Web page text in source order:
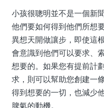
小孩很聰明並不是一個新
他們要如何得到他們所想
異想天開做讓步，即使這
會意識到他們可以要求、
想要的。如果您有提前計
求，則可以幫助您創建一
得到想要的一切，也減少
脾氣的動機。